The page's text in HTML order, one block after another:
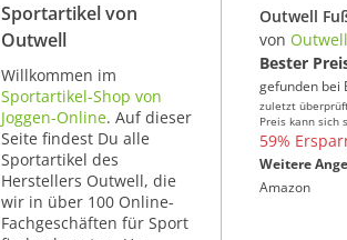
Sportartikel von
Outwell
Willkommen im
Sportartikel-Shop von
Joggen-Online. Auf dieser
Seite findest Du alle
Sportartikel des
Herstellers Outwell, die
wir in über 100 Online-
Fachgeschäften für Sport
Outwell
von Outwell
Bester
gefunden bei
zuletzt
Preis kann sich
59%
Weitere
Amazon